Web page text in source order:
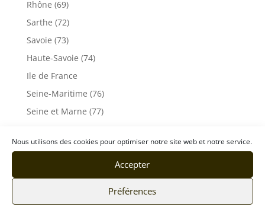
Nous utilisons des cookies pour optimiser notre site web et notre service.
Accepter
Préférences
Rhône (69)
Sarthe (72)
Savoie (73)
Haute-Savoie (74)
Ile de France
Seine-Maritime (76)
Seine et Marne (77)
Tarn (81)
Var (83)